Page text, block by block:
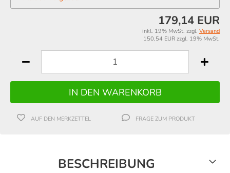
179,14 EUR
inkl. 19% MwSt. zzgl. Versand
150,54 EUR zzgl. 19% MwSt.
AUF DEN MERKZETTEL FRAGE ZUM PRODUKT
BESCHREIBUNG